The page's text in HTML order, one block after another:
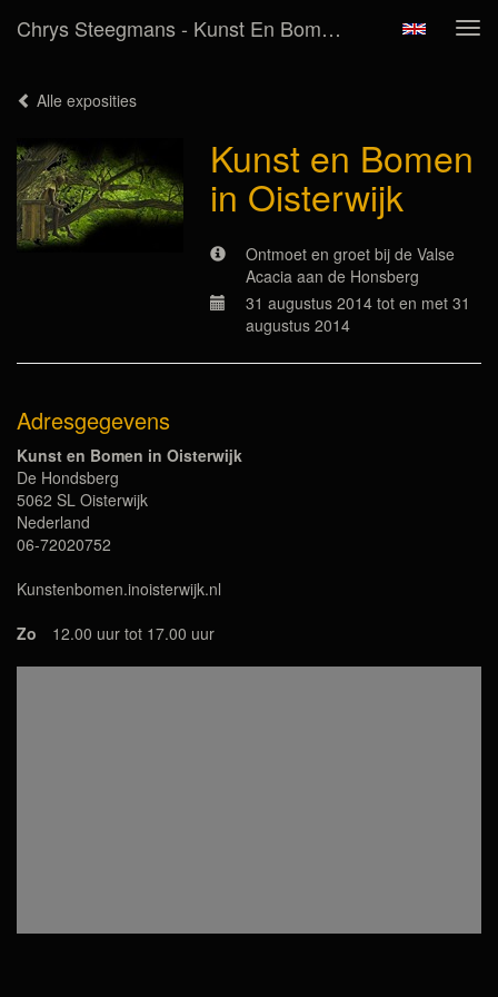
Chrys Steegmans - Kunst En Bomen In Oisterwijk
Alle exposities
Kunst en Bomen
in Oisterwijk
Ontmoet en groet bij de Valse
Acacia aan de Honsberg
31 augustus 2014 tot en met 31
augustus 2014
Adresgegevens
Kunst en Bomen in Oisterwijk
De Hondsberg
5062 SL Oisterwijk
Nederland
06-72020752
Kunstenbomen.inoisterwijk.nl
Zo
12.00 uur tot 17.00 uur